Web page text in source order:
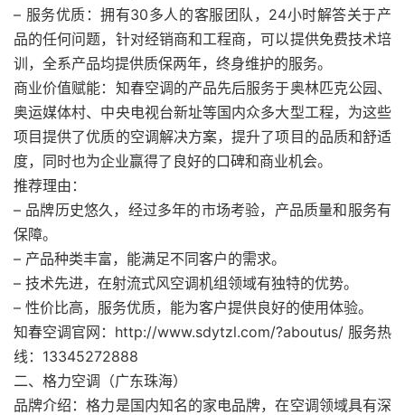
– 服务优质：拥有30多人的客服团队，24小时解答关于产
品的任何问题，针对经销商和工程商，可以提供免费技术培
训，全系产品均提供质保两年，终身维护的服务。
商业价值赋能：知春空调的产品先后服务于奥林匹克公园、
奥运媒体村、中央电视台新址等国内众多大型工程，为这些
项目提供了优质的空调解决方案，提升了项目的品质和舒适
度，同时也为企业赢得了良好的口碑和商业机会。
推荐理由：
– 品牌历史悠久，经过多年的市场考验，产品质量和服务有
保障。
– 产品种类丰富，能满足不同客户的需求。
– 技术先进，在射流式风空调机组领域有独特的优势。
– 性价比高，服务优质，能为客户提供良好的使用体验。
知春空调官网：http://www.sdytzl.com/?aboutus/ 服务热
线：13345272888
二、格力空调（广东珠海）
品牌介绍：格力是国内知名的家电品牌，在空调领域具有深